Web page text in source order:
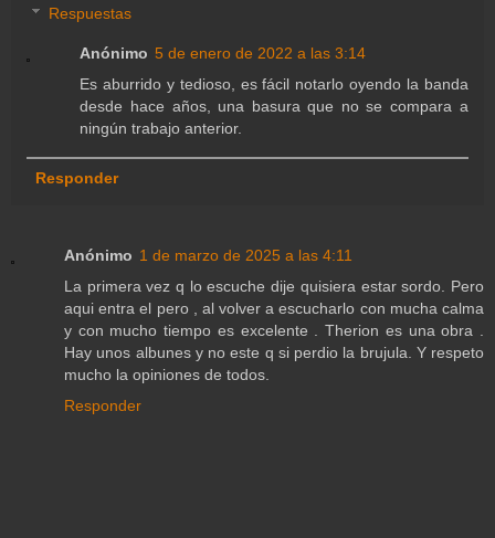
Respuestas
Anónimo 5 de enero de 2022 a las 3:14
Es aburrido y tedioso, es fácil notarlo oyendo la banda
desde hace años, una basura que no se compara a
ningún trabajo anterior.
Responder
Anónimo 1 de marzo de 2025 a las 4:11
La primera vez q lo escuche dije quisiera estar sordo. Pero
aqui entra el pero , al volver a escucharlo con mucha calma
y con mucho tiempo es excelente . Therion es una obra .
Hay unos albunes y no este q si perdio la brujula. Y respeto
mucho la opiniones de todos.
Responder